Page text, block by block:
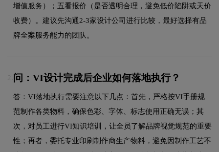
增值服务）；五看报价（是否透明合理，避免低价陷阱或天价
收费）。建议先沟通2-3家设计公司进行比较，最好选择有品
牌全案服务能力的团队。
2. 问：VI设计完成后企业如何落地执行？
答：VI落地执行需要注意以下几点：首先，严格按VI手册规
范制作各类物料，确保色彩、字体、标志使用正确无误；其
次，对员工进行VI知识培训，让全员了解品牌视觉规范的重要
性；再者，委托专业印刷制作商生产物料，避免因制作工艺不